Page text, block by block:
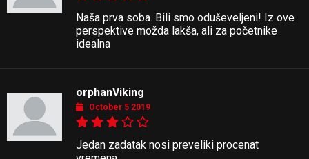
Naša prva soba. Bili smo oduševeljeni! Iz ove
perspektive možda lakša, ali za početnike
idealna
orphanViking
October 5 2019
Jedan zadatak nosi preveliki procenat